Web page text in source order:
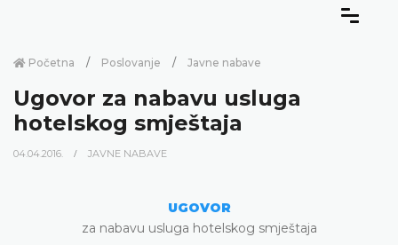
Početna Poslovanje Javne nabave
Ugovor za nabavu usluga
hotelskog smještaja
04.04.2016. JAVNE NABAVE
UGOVOR
za nabavu usluga hotelskog smještaja